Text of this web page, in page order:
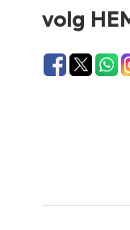
volg